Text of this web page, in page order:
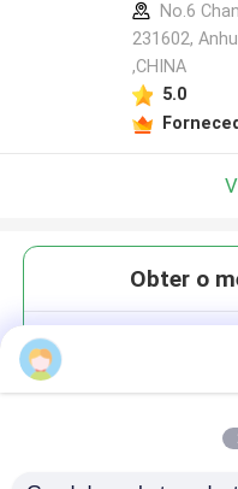
No.6
231602,
,CHINA
5.0
Obter o